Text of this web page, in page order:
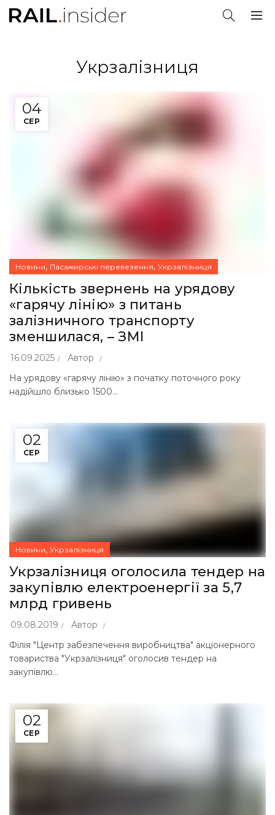
Укрзалізниця
04
СЕР
Новини, Пасажирські перевезення, Укрзалізниця
Кількість звернень на урядову
«гарячу лінію» з питань
залізничного транспорту
зменшилася, – ЗМІ
16.09.2025
Автор
На урядову «гарячу лінію» з початку поточного року
надійшло близько 1500...
02
СЕР
Новини, Укрзалізниця
Укрзалізниця оголосила тендер на
закупівлю електроенергії за 5,7
млрд гривень
09.08.2019
Автор
Філія "Центр забезпечення виробництва" акціонерного
товариства "Укрзалізниця" оголосив тендер на
закупівлю...
02
СЕР